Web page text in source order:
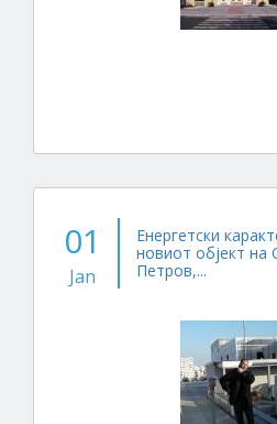
01
Jan
Енергетски
новиот објект
Петров,...